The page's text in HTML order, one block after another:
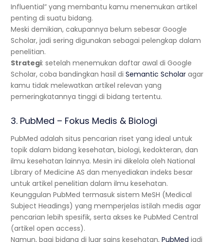
Influential” yang membantu kamu menemukan artikel
penting di suatu bidang.
Meski demikian, cakupannya belum sebesar Google
Scholar, jadi sering digunakan sebagai pelengkap dalam
penelitian.
Strategi: setelah menemukan daftar awal di Google
Scholar, coba bandingkan hasil di Semantic Scholaragar
kamu tidak melewatkan artikel relevan yang
pemeringkatannya tinggi di bidang tertentu.
3. PubMed – Fokus Medis & Biologi
PubMed adalah situs pencarian riset yang ideal untuk
topik dalam bidang kesehatan, biologi, kedokteran, dan
ilmu kesehatan lainnya. Mesin ini dikelola oleh National
Library of Medicine AS dan menyediakan indeks besar
untuk artikel penelitian dalam ilmu kesehatan.
Keunggulan PubMed termasuk sistem MeSH (Medical
Subject Headings) yang memperjelas istilah medis agar
pencarian lebih spesifik, serta akses ke PubMed Central
(artikel open access).
Namun, bagi bidang di luar sains kesehatan, PubMed jadi